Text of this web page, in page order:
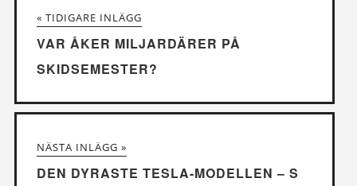
« TIDIGARE INLÄGG
VAR ÅKER MILJARDÄRER PÅ
SKIDSEMESTER?
NÄSTA INLÄGG »
DEN DYRASTE TESLA-MODELLEN – S